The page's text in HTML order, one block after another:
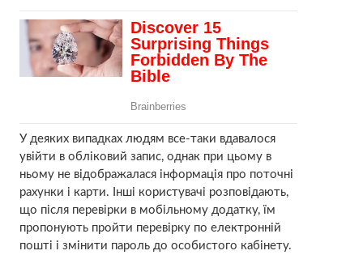
У деяких випадках людям все-таки вдавалося
увійти в обліковий запис, однак при цьому в
ньому не відображалася інформація про поточні
рахунки і карти. Інші користувачі розповідають,
що після перевірки в мобільному додатку, їм
пропонують пройти перевірку по електронній
пошті і змінити пароль до особистого кабінету.